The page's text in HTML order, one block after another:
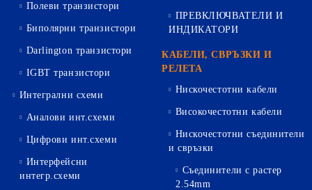
Полеви транзистори
Биполярни транзистори
Darlington транзистори
IGBT транзистори
Интегрални схеми
Аналови инт.схеми
Цифрови инт.схеми
Интерфейсни
интегр.схеми
ПРЕВКЛЮЧВАТЕЛИ И
ИНДИКАТОРИ
КАБЕЛИ, СВРЪЗКИ И
РЕЛЕТА
Нискочестотни кабели
Високочестотни кабели
Нискочестотни съединители
и свръзки
Съединители с растер
2.54mm